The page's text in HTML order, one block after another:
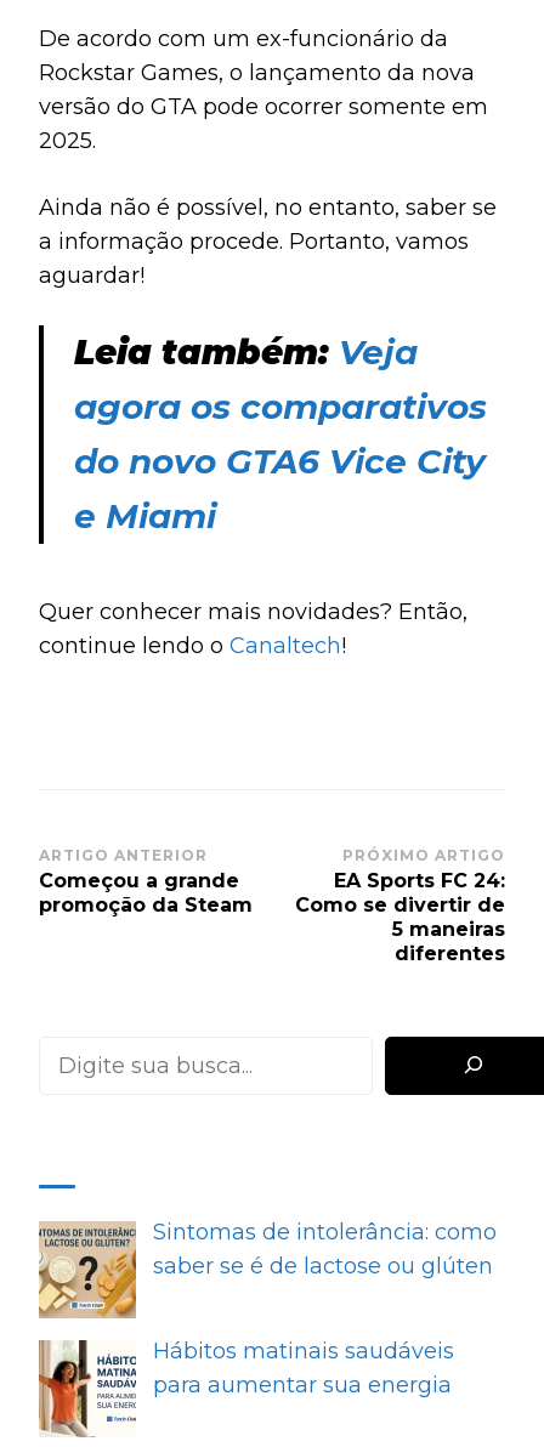
De acordo com um ex-funcionário da
Rockstar Games, o lançamento da nova
versão do GTA pode ocorrer somente em
2025.
Ainda não é possível, no entanto, saber se
a informação procede. Portanto, vamos
aguardar!
Leia também: Veja
agora os comparativos
do novo GTA6 Vice City
e Miami
Quer conhecer mais novidades? Então,
continue lendo o Canaltech!
Post
Navigation
ARTIGO ANTERIOR
Começou a grande
promoção da Steam
PRÓXIMO ARTIGO
EA Sports FC 24:
Como se divertir de
5 maneiras
diferentes
Sintomas de intolerância: como
saber se é de lactose ou glúten
Hábitos matinais saudáveis
para aumentar sua energia